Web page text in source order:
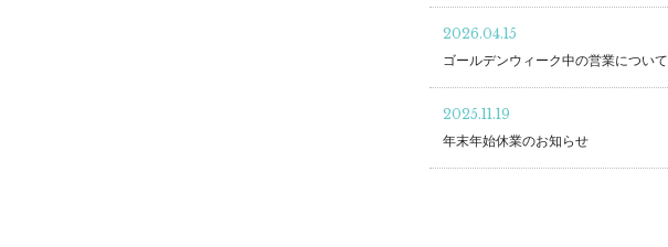
2026.04.15
ゴールデンウィーク中の営業について
2025.11.19
年末年始休業のお知らせ